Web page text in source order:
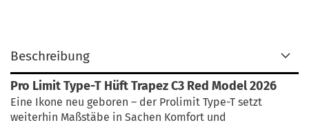
Beschreibung
Pro Limit Type-T Hüft Trapez C3 Red Model 2026
Eine Ikone neu geboren – der Prolimit Type-T setzt
weiterhin Maßstäbe in Sachen Komfort und